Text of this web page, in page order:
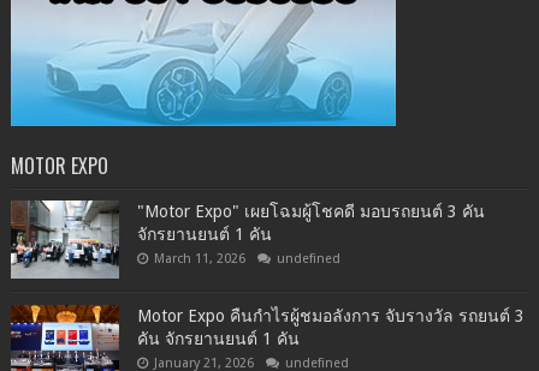
MOTOR EXPO
"Motor Expo" เผยโฉมผู้โชคดี มอบรถยนต์ 3 คัน
จักรยานยนต์ 1 คัน
March 11, 2026 undefined
Motor Expo คืนกำไรผู้ชมอลังการ จับรางวัล รถยนต์ 3
คัน จักรยานยนต์ 1 คัน
January 21, 2026 undefined